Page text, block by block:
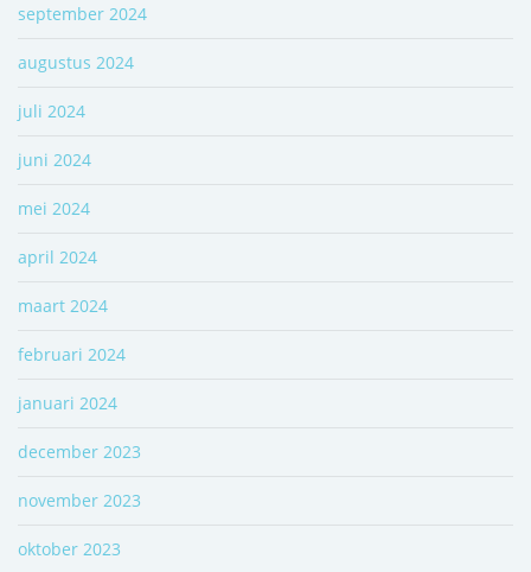
september 2024
augustus 2024
juli 2024
juni 2024
mei 2024
april 2024
maart 2024
februari 2024
januari 2024
december 2023
november 2023
oktober 2023